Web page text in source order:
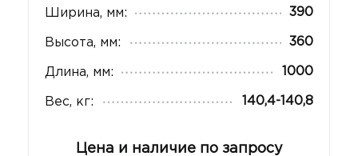
Ширина, мм: 390
Высота, мм: 360
Длина, мм: 1000
Вес, кг: 140,4-140,8
Цена и наличие по запросу